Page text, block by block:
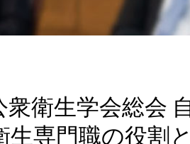
衆衛生学会総会
専門職の役割